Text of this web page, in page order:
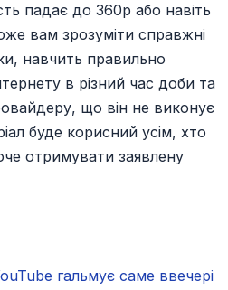
падає до 360p або навіть
вам зрозуміти справжні
навчить правильно
в різний час доби та
що він не виконує
буде корисний усім, хто
отримувати заявлену
гальмує саме ввечері